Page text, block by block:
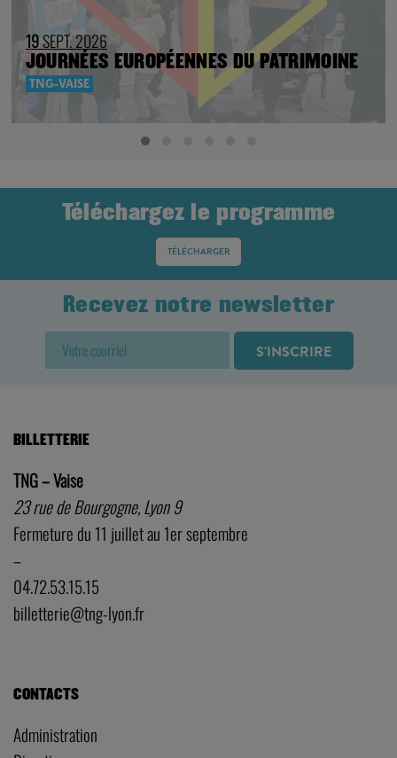
Téléchargez le programme
TÉLÉCHARGER
Recevez notre newsletter
TNG – Vaise
23 rue de Bourgogne, Lyon 9
Fermeture du 11 juillet au 1er septembre
billetterie@tng-lyon.fr
CONTACTS
Administration
Direction
Programmation artistique
Communication